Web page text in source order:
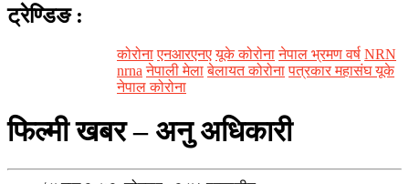
ट्रेण्डिङ :
कोरोना एनआरएनए यूके कोरोना नेपाल भ्रमण वर्ष NRN
nrna नेपाली मेला बेलायत कोरोना पत्रकार महासंघ यूके
नेपाल कोरोना
फिल्मी खबर – अनु अधिकारी